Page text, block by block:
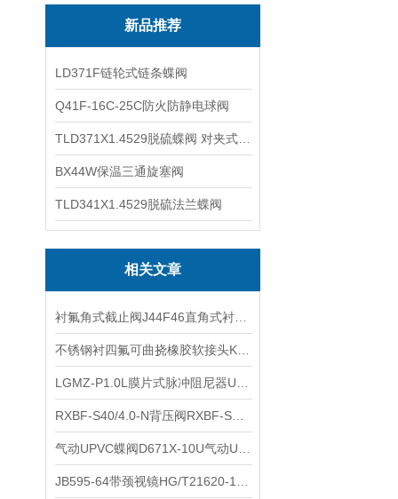
新品推荐
LD371F链轮式链条蝶阀
Q41F-16C-25C防火防静电球阀
BX44W保温三通旋塞阀
TLD341X1.4529脱硫法兰蝶阀
相关文章